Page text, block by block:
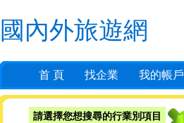
國內外旅遊網
首 頁 找企業 我的帳戶
請選擇您想搜尋的行業別項目